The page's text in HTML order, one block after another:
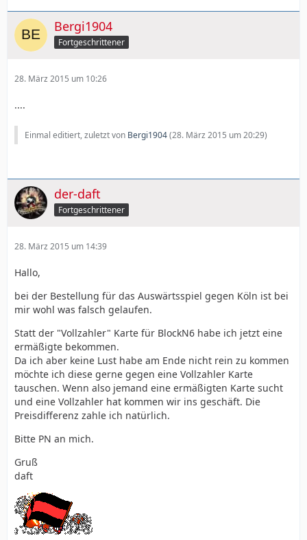
Bergi1904
Fortgeschrittener
28. März 2015 um 10:26
....
Einmal editiert, zuletzt von Bergi1904(28. März 2015 um 20:29)
der-daft
Fortgeschrittener
28. März 2015 um 14:39
Hallo,
bei der Bestellung für das Auswärtsspiel gegen Köln ist bei
mir wohl was falsch gelaufen.
Statt der "Vollzahler" Karte für BlockN6 habe ich jetzt eine
ermäßigte bekommen.
Da ich aber keine Lust habe am Ende nicht rein zu kommen
möchte ich diese gerne gegen eine Vollzahler Karte
tauschen. Wenn also jemand eine ermäßigten Karte sucht
und eine Vollzahler hat kommen wir ins geschäft. Die
Preisdifferenz zahle ich natürlich.
Bitte PN an mich.
Gruß
daft